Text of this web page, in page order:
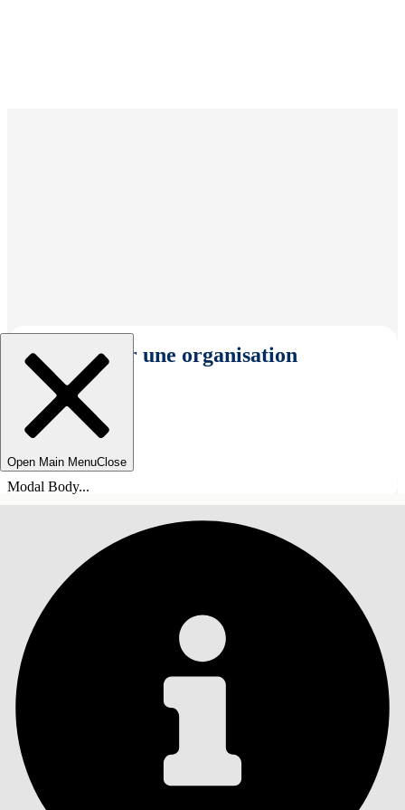
Sélectionner une organisation
Open Main MenuClose
Modal Body...
Table des matières
TABLE DES MATIÈRES